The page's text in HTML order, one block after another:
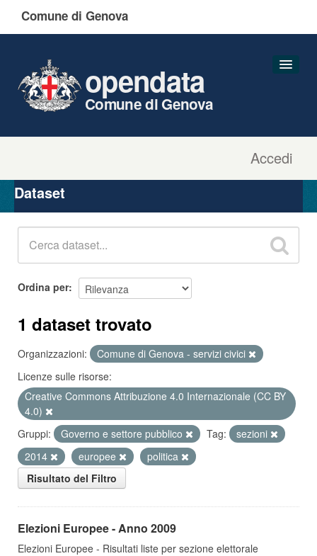
Comune di Genova
Accedi
opendata
Comune di Genova
Organizzazioni
Gruppi
Dataset
Ordina per
1 dataset trovato
Organizzazioni:
Comune di Genova - servizi civici
Licenze sulle risorse:
Creative Commons Attribuzione 4.0 Internazionale (CC BY
4.0)
Gruppi:
Governo e settore pubblico Tag:
sezioni
2014
europee
politica
Risultato del Filtro
Elezioni Europee - Anno 2009
Elezioni Europee - Risultati liste per sezione elettorale